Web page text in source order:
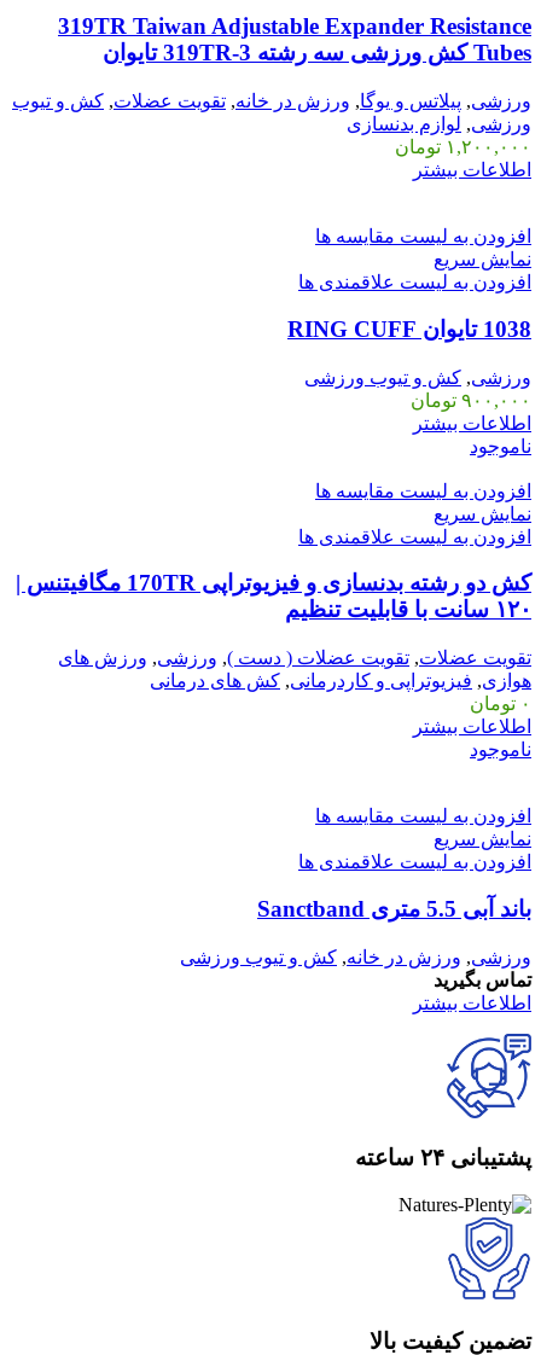
319TR Taiwan Adjustable Expander Resistance
Tubes کش ورزشی سه رشته 3-319TR تایوان
ورزشی, پیلاتس و یوگا, ورزش در خانه, تقویت عضلات, کش و تیوب
ورزشی, لوازم بدنسازی
۱,۲۰۰,۰۰۰ تومان
اطلاعات بیشتر
افزودن به لیست مقایسه ها
نمایش سریع
افزودن به لیست علاقمندی ها
1038 تایوان RING CUFF
ورزشی, کش و تیوب ورزشی
۹۰۰,۰۰۰ تومان
اطلاعات بیشتر
ناموجود
افزودن به لیست مقایسه ها
نمایش سریع
افزودن به لیست علاقمندی ها
کش دو رشته بدنسازی و فیزیوتراپی 170TR مگافیتنس |
۱۲۰ سانت با قابلیت تنظیم
تقویت عضلات, تقویت عضلات ( دست ), ورزشی, ورزش های
هوازی, فیزیوتراپی و کاردرمانی, کش های درمانی
۰ تومان
اطلاعات بیشتر
ناموجود
افزودن به لیست مقایسه ها
نمایش سریع
افزودن به لیست علاقمندی ها
باند آبی 5.5 متری Sanctband
ورزشی, ورزش در خانه, کش و تیوب ورزشی
تماس بگیرید
اطلاعات بیشتر
پشتیبانی ۲۴ ساعته
تضمین کیفیت بالا